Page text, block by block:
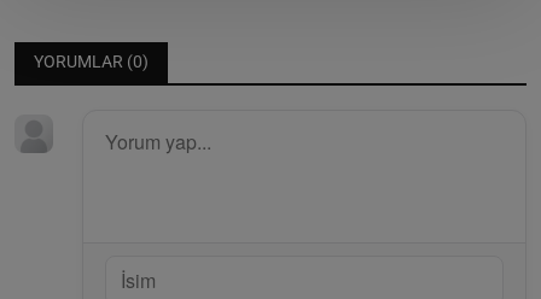
YORUMLAR (0)